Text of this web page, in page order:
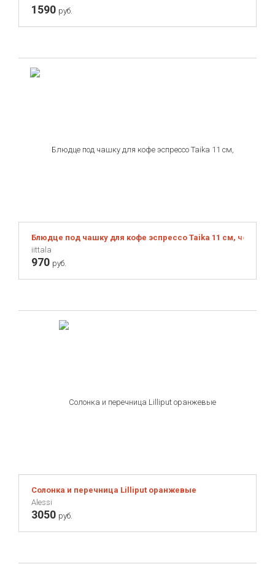
1590 руб.
Блюдце под чашку для кофе эспрессо Taika 11 см, черное
iittala
970 руб.
Солонка и перечница Lilliput оранжевые
Alessi
3050 руб.